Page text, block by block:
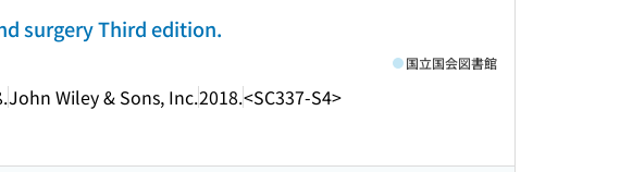
surgery Third edition.
John Wiley & Sons, Inc.2018.<SC337-S4>
国立国会図書館